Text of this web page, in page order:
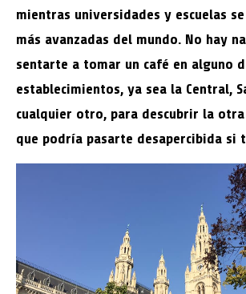
mientras universidades y escuelas
más avanzadas del mundo. No hay
sentarte a tomar un café en alguno
establecimientos, ya sea la Central,
cualquier otro, para descubrir la otra
que podría pasarte desapercibida si